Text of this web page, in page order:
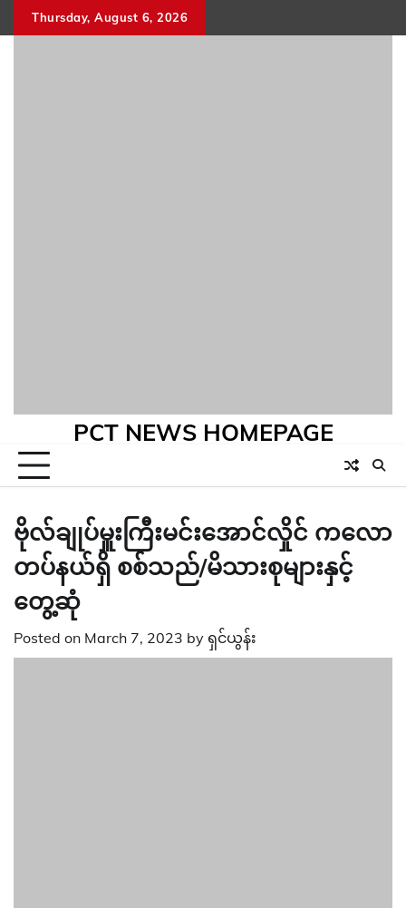
to
Thursday, August 6, 2026
PCT NEWS HOMEPAGE
ဗိုလ်ချုပ်မှူးကြီးမင်း‌အောင်လှိုင် ကလော
တပ်နယ်ရှိ စစ်သည်/မိသားစုများနှင့်
တွေ့ဆုံ
Posted on March 7, 2023 by ရှင်ယွန်း